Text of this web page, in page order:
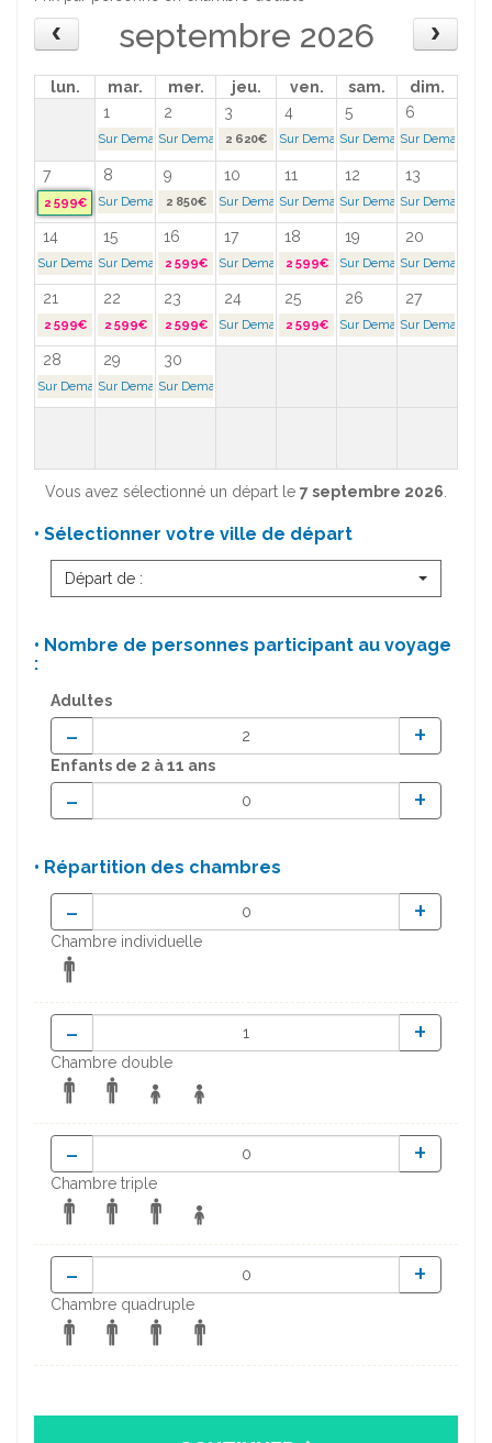
septembre 2026
lun. mar. mer. jeu. ven. sam.
dim.
1
2 3 4 5 6
Sur Demande >Sur Demande >2 620€ Sur Demande >Sur Demande >Sur Demande >
7 8 9 10 11 12 13
2 599€ Sur Demande >2 850€ Sur Demande >Sur Demande >Sur Demande >Sur Demande >
14 15 16 17 18 19 20
Sur Demande >Sur Demande >2 599€ Sur Demande >2 599€ Sur Demande >Sur Demande >
21 22 23 24 25 26 27
2 599€ 2 599€ 2 599€ Sur Demande >2 599€ Sur Demande >Sur Demande >
28 29 30
Sur Demande >Sur Demande >Sur Demande >
Vous avez sélectionné un départ le 7 septembre 2026.
• Sélectionner votre ville de départ
Départ de :
• Nombre de personnes participant au voyage
:
Adultes
- +
Enfants de 2 à 11 ans
- +
• Répartition des chambres
- +
Chambre individuelle
- +
Chambre double
- +
Chambre triple
- +
Chambre quadruple